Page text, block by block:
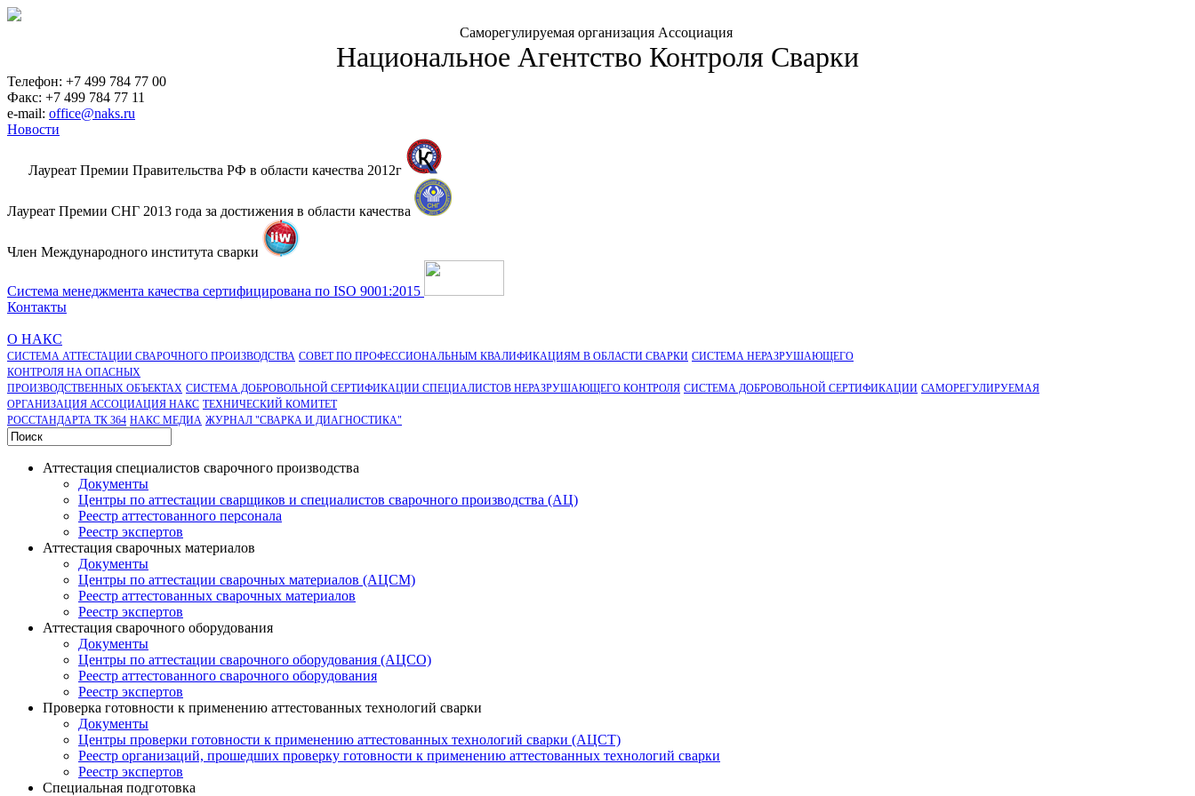
Саморегулируемая организация Ассоциация
Национальное Агентство Контроля Сварки
Телефон: +7 499 784 77 00
Факс: +7 499 784 77 11
e-mail: office@naks.ru
Новости
Лауреат Премии Правительства РФ в области качества 2012г
Лауреат Премии СНГ 2013 года за достижения в области качества
Член Международного института сварки
Система менеджмента качества сертифицирована по ISO 9001:2015
Контакты
О НАКС
СИСТЕМА АТТЕСТАЦИИ СВАРОЧНОГО ПРОИЗВОДСТВА СОВЕТ ПО ПРОФЕССИОНАЛЬНЫМ КВАЛИФИКАЦИЯМ В ОБЛАСТИ СВАРКИ СИСТЕМА НЕРАЗРУШАЮЩЕГО
КОНТРОЛЯ НА ОПАСНЫХ
ПРОИЗВОДСТВЕННЫХ ОБЪЕКТАХ СИСТЕМА ДОБРОВОЛЬНОЙ СЕРТИФИКАЦИИ СПЕЦИАЛИСТОВ НЕРАЗРУШАЮЩЕГО КОНТРОЛЯ СИСТЕМА ДОБРОВОЛЬНОЙ CЕРТИФИКАЦИИ САМОРЕГУЛИРУЕМАЯ
ОРГАНИЗАЦИЯ АССОЦИАЦИЯ НАКС ТЕХНИЧЕСКИЙ КОМИТЕТ
РОССТАНДАРТА ТК 364 НАКС МЕДИА ЖУРНАЛ "СВАРКА И ДИАГНОСТИКА"
Аттестация специалистов сварочного производства
Документы
Центры по аттестации сварщиков и специалистов сварочного производства (АЦ)
Реестр аттестованного персонала
Реестр экспертов
Аттестация сварочных материалов
Документы
Центры по аттестации сварочных материалов (АЦСМ)
Реестр аттестованных сварочных материалов
Реестр экспертов
Аттестация сварочного оборудования
Документы
Центры по аттестации сварочного оборудования (АЦСО)
Реестр аттестованного сварочного оборудования
Реестр экспертов
Проверка готовности к применению аттестованных технологий сварки
Документы
Центры проверки готовности к применению аттестованных технологий сварки (АЦСТ)
Реестр организаций, прошедших проверку готовности к применению аттестованных технологий сварки
Реестр экспертов
Специальная подготовка